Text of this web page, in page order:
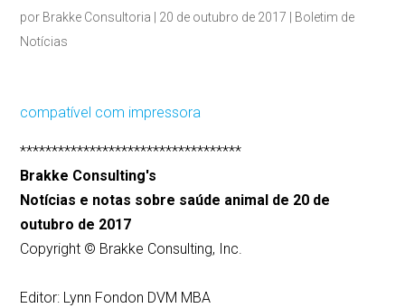
por Brakke Consultoria 20 de outubro de 2017
Boletim de
Notícias
compatível com impressora
***********************************
Brakke Consulting's
Notícias e notas sobre saúde animal de 20 de
outubro de 2017
Copyright © Brakke Consulting, Inc.
Editor: Lynn Fondon DVM MBA